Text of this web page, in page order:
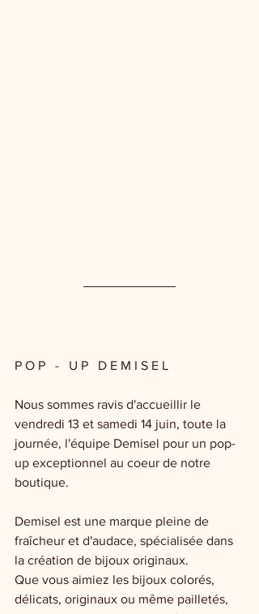
P O P   -   U P   D E M I S E L
Nous sommes ravis d'accueillir le
vendredi 13 et samedi 14 juin, toute la
journée, l'équipe Demisel pour un pop-
up exceptionnel au coeur de notre
boutique.
Demisel est une marque pleine de
fraîcheur et d'audace, spécialisée dans
la création de bijoux originaux.
Que vous aimiez les bijoux colorés,
délicats, originaux ou même pailletés,